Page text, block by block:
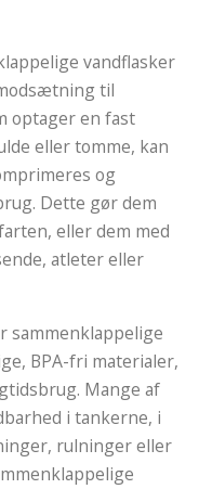
vandflasker
til
optager en fast
eller tomme, kan
og
Dette gør dem
eller dem med
atleter eller
sammenklappelige
BPA-fri materialer,
Mange af
i tankerne, i
rulninger eller